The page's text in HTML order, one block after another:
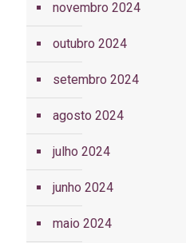
novembro 2024
outubro 2024
setembro 2024
agosto 2024
julho 2024
junho 2024
maio 2024